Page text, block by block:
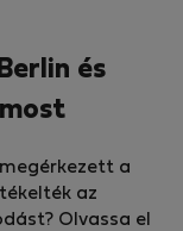
és
a
az
Olvassa el